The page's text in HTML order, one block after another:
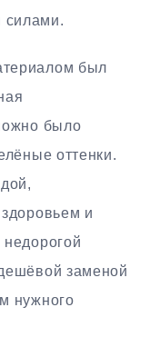
силами.
был
было
оттенки.
и
заменой
нужного